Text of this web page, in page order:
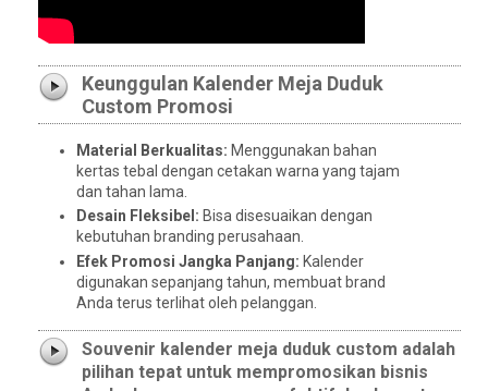
Keunggulan Kalender Meja Duduk
Custom Promosi
Material Berkualitas: Menggunakan bahan
kertas tebal dengan cetakan warna yang tajam
dan tahan lama.
Desain Fleksibel: Bisa disesuaikan dengan
kebutuhan branding perusahaan.
Efek Promosi Jangka Panjang: Kalender
digunakan sepanjang tahun, membuat brand
Anda terus terlihat oleh pelanggan.
Souvenir kalender meja duduk custom adalah
pilihan tepat untuk mempromosikan bisnis